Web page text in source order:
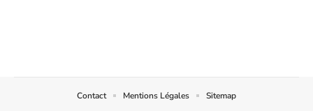
Contact Mentions Légales Sitemap